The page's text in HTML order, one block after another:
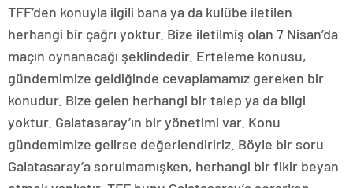
TFF’den konuyla ilgili bana ya da kulübe iletilen
herhangi bir çağrı yoktur. Bize iletilmiş olan 7 Nisan’da
maçın oynanacağı şeklindedir. Erteleme konusu,
gündemimize geldiğinde cevaplamamız gereken bir
konudur. Bize gelen herhangi bir talep ya da bilgi
yoktur. Galatasaray’ın bir yönetimi var. Konu
gündemimize gelirse değerlendiririz. Böyle bir soru
Galatasaray’a sorulmamışken, herhangi bir fikir beyan